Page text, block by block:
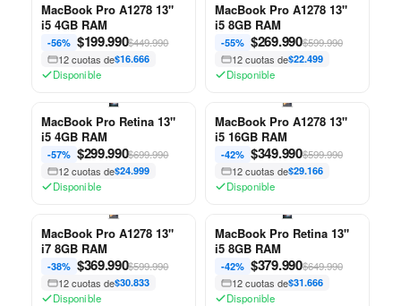
MacBook Pro A1278 13"
i5 4GB RAM
-56% $199.990$449.990
12 cuotas de$16.666
Disponible
MacBook Pro A1278 13"
i5 8GB RAM
-55% $269.990$599.990
12 cuotas de$22.499
Disponible
MacBook Pro Retina 13"
i5 4GB RAM
-57% $299.990$699.990
12 cuotas de$24.999
Disponible
MacBook Pro A1278 13"
i5 16GB RAM
-42% $349.990$599.990
12 cuotas de$29.166
Disponible
MacBook Pro A1278 13"
i7 8GB RAM
-38% $369.990$599.990
12 cuotas de$30.833
Disponible
MacBook Pro Retina 13"
i5 8GB RAM
-42% $379.990$649.990
12 cuotas de$31.666
Disponible